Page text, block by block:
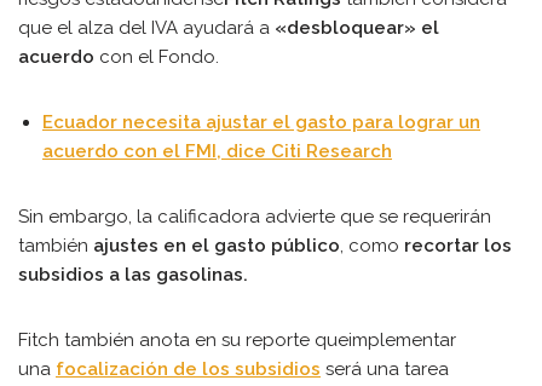
que el alza del IVA ayudará a «desbloquear» el
acuerdo con el Fondo.
Ecuador necesita ajustar el gasto para lograr un
acuerdo con el FMI, dice Citi Research
Sin embargo, la calificadora advierte que se requerirán
también ajustes en el gasto público, como recortar los
subsidios a las gasolinas.
Fitch también anota en su reporte queimplementar
una focalización de los subsidios será una tarea